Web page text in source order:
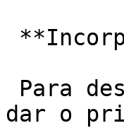
dar o